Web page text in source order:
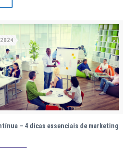
– 4 dicas essenciais de marketing